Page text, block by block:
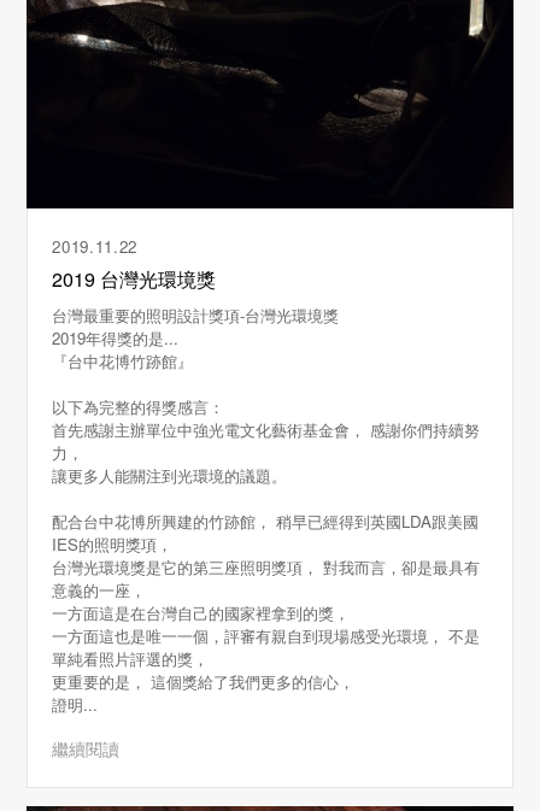
2019.11.22
2019 台灣光環境獎
台灣最重要的照明設計獎項-台灣光環境獎
2019年得獎的是...
『台中花博竹跡館』
以下為完整的得獎感言：
首先感謝主辦單位中強光電文化藝術基金會， 感謝你們持續努
力，
讓更多人能關注到光環境的議題。
配合台中花博所興建的竹跡館， 稍早已經得到英國LDA跟美國
IES的照明獎項，
台灣光環境獎是它的第三座照明獎項， 對我而言，卻是最具有
意義的一座，
一方面這是在台灣自己的國家裡拿到的獎，
一方面這也是唯一一個，評審有親自到現場感受光環境， 不是
單純看照片評選的獎，
更重要的是， 這個獎給了我們更多的信心，
證明...
繼續閱讀